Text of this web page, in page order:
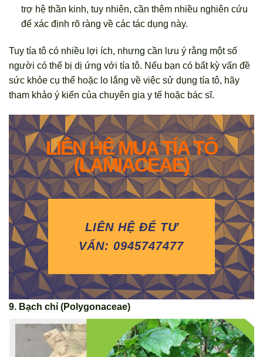
trợ hệ thần kinh, tuy nhiên, cần thêm nhiều nghiên cứu
để xác định rõ ràng về các tác dụng này.
Tuy tía tô có nhiều lợi ích, nhưng cần lưu ý rằng một số
người có thể bị dị ứng với tía tô. Nếu bạn có bất kỳ vấn đề
sức khỏe cụ thể hoặc lo lắng về việc sử dụng tía tô, hãy
tham khảo ý kiến của chuyên gia y tế hoặc bác sĩ.
LIÊN HỆ MUA TÍA TÔ
(LAMIACEAE)
LIÊN HỆ ĐỂ TƯ
VẤN: 0945747477
9. Bạch chỉ (Polygonaceae)